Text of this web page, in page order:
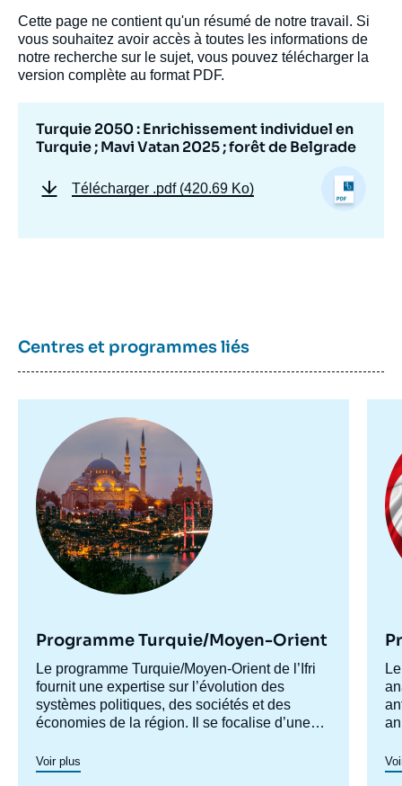
Cette page ne contient qu'un résumé de notre travail. Si
vous souhaitez avoir accès à toutes les informations de
notre recherche sur le sujet, vous pouvez télécharger la
version complète au format PDF.
Turquie 2050 : Enrichissement individuel en
Turquie ; Mavi Vatan 2025 ; forêt de Belgrade
Télécharger .pdf (420.69 Ko)
Centres et programmes liés
principale
Programme Turquie/Moyen-Orient
Accroche
centre
Le programme Turquie/Moyen-Orient de l’Ifri
fournit une expertise sur l’évolution des
systèmes politiques, des sociétés et des
économies de la région. Il se focalise d’une
(influences turque et iranienne, risque de
morcellement des États de la région,
Voir plus
•
et
publication
par l’équipe du programme Turquie/Moyen-
Orient, « Turquie 2050 : Enrichissement
individuel en Turquie ; Mavi Vatan 2025 ;
forêt de Belgrade », Éditoriaux, Repères sur
Copier